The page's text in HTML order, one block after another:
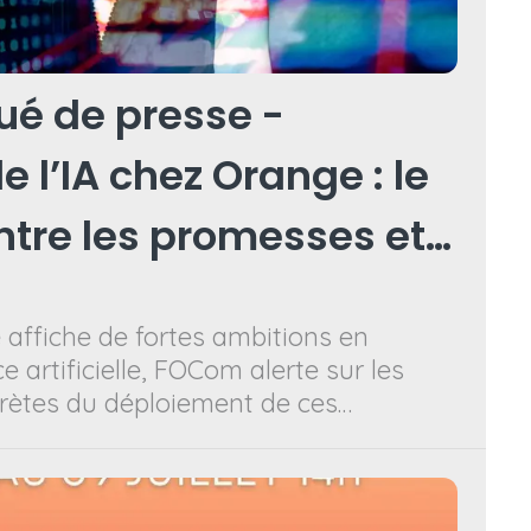
de presse -
chez Orange : le
les promesses et
affiche de fortes ambitions en
artificielle, FOCom alerte sur les
du déploiement de ces
de garanties sur les droits
évaluation des impacts sur